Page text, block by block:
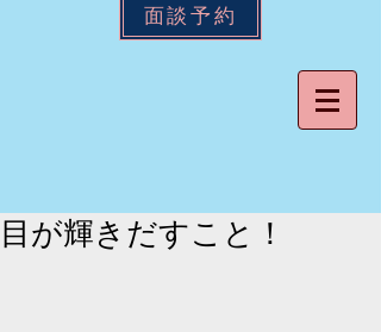
面談予約
目が輝きだすこと！